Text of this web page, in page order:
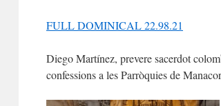
FULL DOMINICAL 22.98.21
Diego Martínez, prevere sacerdot
confessions a les Parròquies de Manacor